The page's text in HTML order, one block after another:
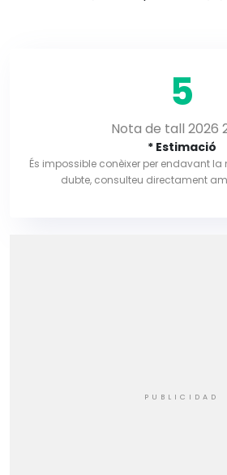
5
Nota de tall 2026
* Estimació
És impossible conèixer per endavant la
dubte, consulteu directament